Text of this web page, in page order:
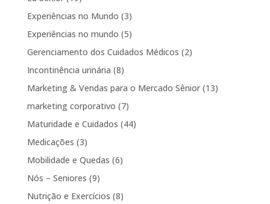
Experiências no Mundo (3)
Experiências no mundo (5)
Gerenciamento dos Cuidados Médicos (2)
Incontinência urinária (8)
Marketing & Vendas para o Mercado Sênior(13)
marketing corporativo (7)
Maturidade e Cuidados (44)
Medicações (3)
Mobilidade e Quedas (6)
Nós – Seniores (9)
Nutrição e Exercícios (8)